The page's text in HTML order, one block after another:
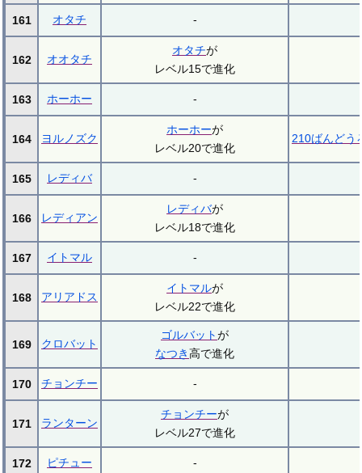
161 オタチ -
162 オオタチ
オタチが
レベル15で進化
163 ホーホー -
164 ヨルノズク
ホーホーが
レベル20で進化
210ばんどう
165 レディバ -
166 レディアン
レディバが
レベル18で進化
167 イトマル -
168 アリアドス
イトマルが
レベル22で進化
169 クロバット
ゴルバットが
なつき高で進化
170 チョンチー -
171 ランターン
チョンチーが
レベル27で進化
172 ピチュー -